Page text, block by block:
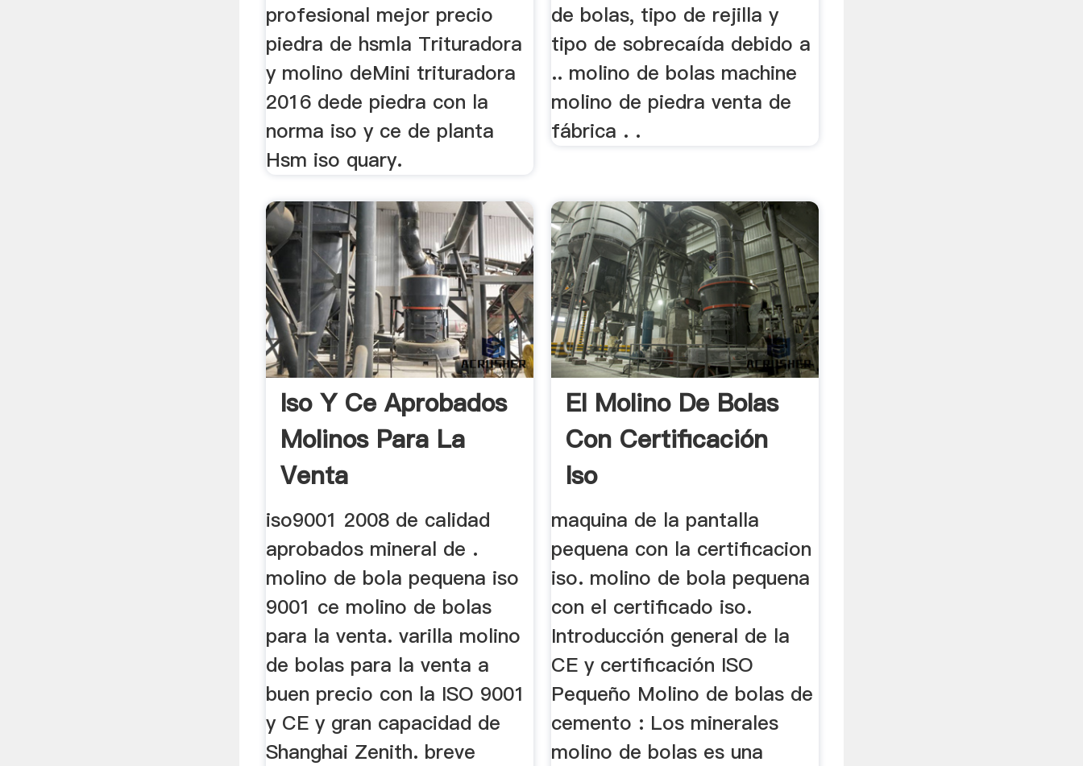
profesional mejor precio
piedra de hsmla Trituradora
y molino deMini trituradora
2016 dede piedra con la
norma iso y ce de planta
Hsm iso quary.
de bolas, tipo de rejilla y
tipo de sobrecaída debido a
.. molino de bolas machine
molino de piedra venta de
fábrica . .
Iso Y Ce Aprobados
Molinos Para La
Venta
iso9001 2008 de calidad
aprobados mineral de .
molino de bola pequena iso
9001 ce molino de bolas
para la venta. varilla molino
de bolas para la venta a
buen precio con la ISO 9001
y CE y gran capacidad de
Shanghai Zenith. breve
El Molino De Bolas
Con Certificación
Iso
maquina de la pantalla
pequena con la certificacion
iso. molino de bola pequena
con el certificado iso.
Introducción general de la
CE y certificación ISO
Pequeño Molino de bolas de
cemento : Los minerales
molino de bolas es una